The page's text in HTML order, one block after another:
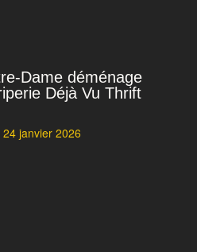
Dame déménage
Déjà Vu Thrift
24 janvier 2026